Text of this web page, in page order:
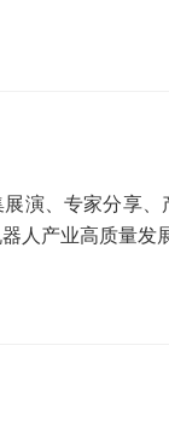
演、专家分享
人产业高质量发展